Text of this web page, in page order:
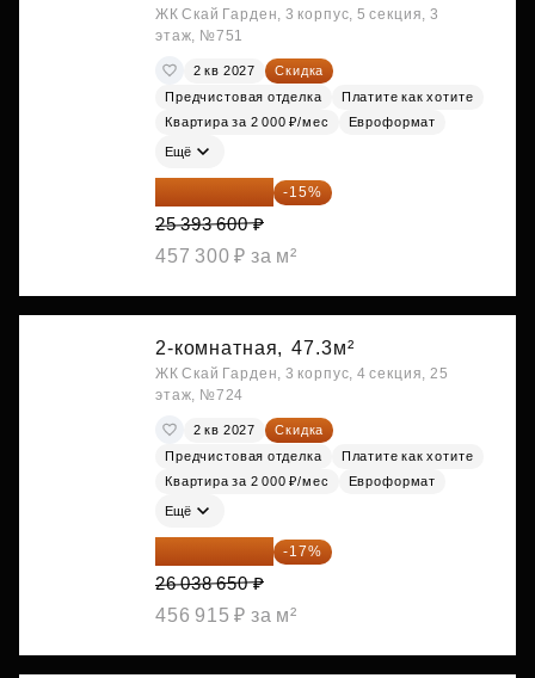
ЖК Скай Гарден, 3 корпус, 5 секция, 3
этаж, №751
2 кв 2027
Скидка
Предчистовая отделка
Платите как хотите
Квартира за 2 000 ₽/мес
Евроформат
Ещё
21 584 560 ₽ -15%
25 393 600 ₽
457 300 ₽ за м²
2-комнатная, 47.3м²
ЖК Скай Гарден, 3 корпус, 4 секция, 25
этаж, №724
2 кв 2027
Скидка
Предчистовая отделка
Платите как хотите
Квартира за 2 000 ₽/мес
Евроформат
Ещё
21 612 080 ₽ -17%
26 038 650 ₽
456 915 ₽ за м²